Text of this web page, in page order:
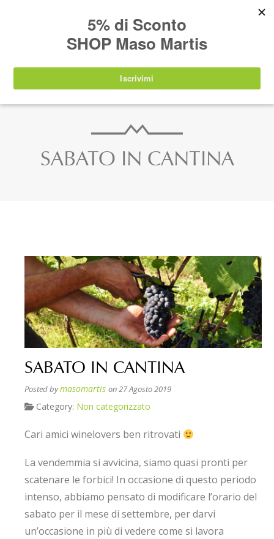
IT EN DE SHOP
SABATO IN CANTINA
SABATO IN CANTINA
Posted bymasomartis on 27 Agosto 2019
Category: Non categorizzato
Cari amici winelovers ben ritrovati
La vendemmia si avvicina, siamo quasi pronti per
scatenare le forbici! In occasione di questo periodo
intenso, abbiamo pensato di modificare l’orario del
sabato per il mese di settembre, per darvi
un’occasione in più di vedere come si lavora
nuovamente disponibili a partire da
agosto 2026.